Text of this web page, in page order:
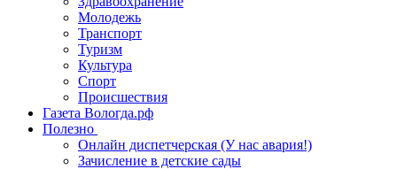
Молодежь
Транспорт
Туризм
Культура
Спорт
Происшествия
Газета Вологда.рф
Полезно
Онлайн диспетчерская (У нас авария!)
Зачисление в детские сады